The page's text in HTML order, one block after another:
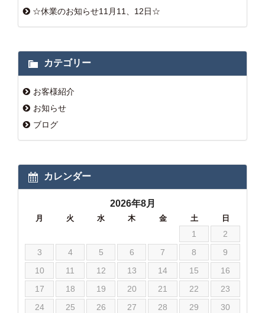
☆休業のお知らせ11月11、12日☆
カテゴリー
お客様紹介
お知らせ
ブログ
カレンダー
2026年8月
月 火 水 木 金 土 日
1
2
3
4 5 6 7 8
9
10
11 12 13 14 15
16
17
18 19 20 21 22
23
24
25 26 27 28 29
30